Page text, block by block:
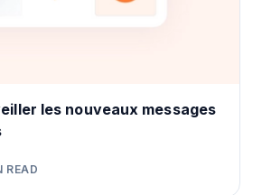
les nouveaux messages
READ